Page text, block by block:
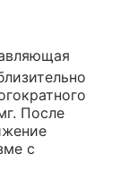
После
с